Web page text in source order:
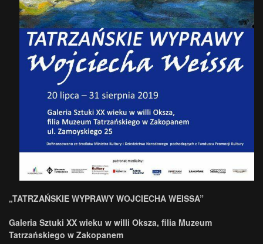
„TATRZAŃSKIE WYPRAWY WOJCIECHA WEISSA”
Galeria Sztuki XX wieku w willi Oksza, filia Muzeum
Tatrzańskiego w Zakopanem